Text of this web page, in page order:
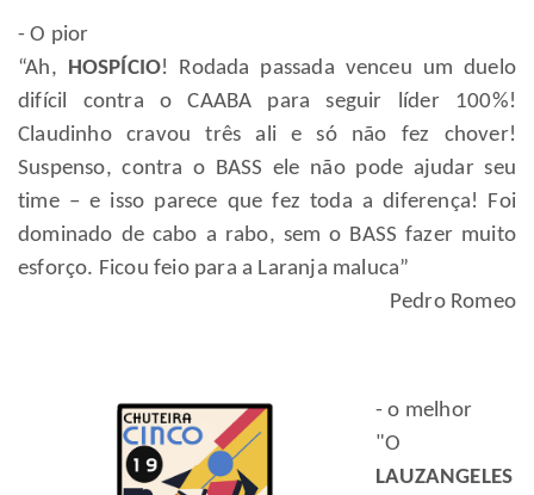
- O pior
“Ah, HOSPÍCIO! Rodada passada venceu um duelo
difícil contra o CAABA para seguir líder 100%!
Claudinho cravou três ali e só não fez chover!
Suspenso, contra o BASS ele não pode ajudar seu
time – e isso parece que fez toda a diferença! Foi
dominado de cabo a rabo, sem o BASS fazer muito
esforço. Ficou feio para a Laranja maluca”
Pedro Romeo
- o melhor
"O
LAUZANGELES